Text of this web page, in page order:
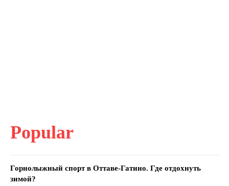
Popular
Горнолыжный спорт в Оттаве-Гатино. Где отдохнуть
зимой?